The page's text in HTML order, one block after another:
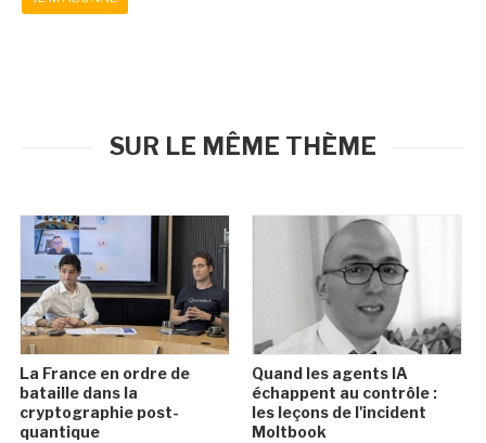
SUR LE MÊME THÈME
La France en ordre de
bataille dans la
cryptographie post-
quantique
Quand les agents IA
échappent au contrôle :
les leçons de l'incident
Moltbook